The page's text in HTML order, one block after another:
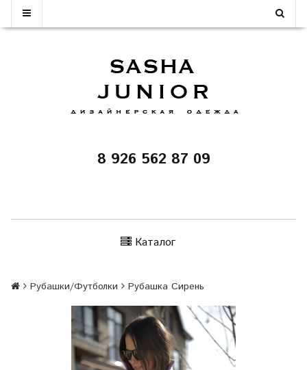
8 926 562 87 09
Каталог
Рубашки/Футболки Рубашка Сирень